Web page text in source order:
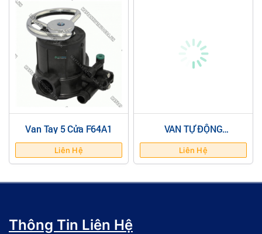
Van Tay 5 Cửa F64A1
Liên Hệ
VAN TỰ ĐỘNG
4M3/H
Liên Hệ
Thông Tin Liên Hệ